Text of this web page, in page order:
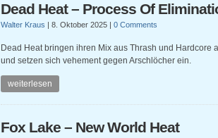
Dead Heat – Process Of
Walter Kraus | 8. Oktober 2025 | 0 Comments
Dead Heat bringen ihren Mix aus Thrash und Hardcore
und setzen sich vehement gegen Arschlöcher ein.
weiterlesen
Fox Lake – New World Heat